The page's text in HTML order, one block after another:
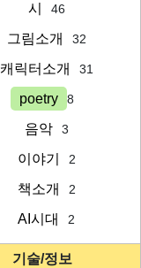
시 46
그림소개 32
캐릭터소개 31
poetry 8
음악 3
이야기 2
책소개 2
AI시대 2
기술/정보